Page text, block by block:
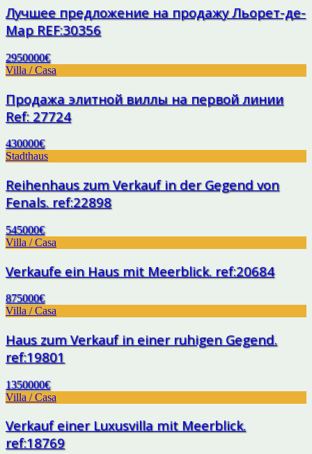
Лучшее предложение на продажу Льорет-де-
Мар REF:30356
2950000€
Villa / Casa
Продажа элитной виллы на первой линии
Ref: 27724
430000€
Stadthaus
Reihenhaus zum Verkauf in der Gegend von
Fenals. ref:22898
545000€
Villa / Casa
Verkaufe ein Haus mit Meerblick. ref:20684
875000€
Villa / Casa
Haus zum Verkauf in einer ruhigen Gegend.
ref:19801
1350000€
Villa / Casa
Verkauf einer Luxusvilla mit Meerblick.
ref:18769